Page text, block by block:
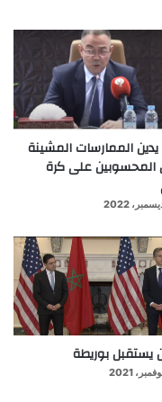
الممارسات المشينة
على كرة
يستقبل بوريطة